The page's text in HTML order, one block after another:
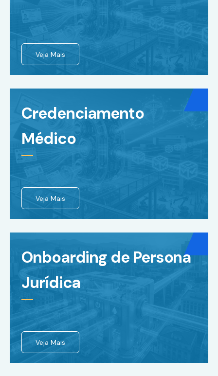
Veja Mais
Credenciamento
Médico
Veja Mais
Onboarding de Persona
Jurídica
Veja Mais